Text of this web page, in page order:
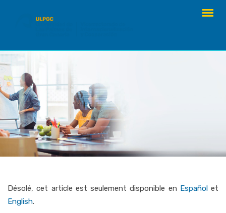
Désolé, cet article est seulement disponible en Españolet
English.